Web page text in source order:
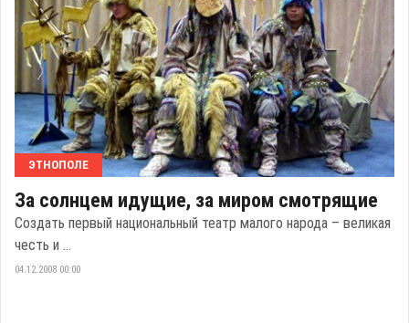
ЭТНОПОЛЕ
За солнцем идущие, за миром смотрящие
Создать первый национальный театр малого народа – великая
честь и ...
04.12.2008 00:00